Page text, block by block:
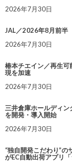
2026年7月30日
JAL／2026年8月前半
2026年7月30日
椿本チエイン／再生
現を加速
2026年7月30日
三井倉庫ホールディン
を開発・導入開始
2026年7月30日
“独自開発こだわり”の
がEC自動出荷アプリ